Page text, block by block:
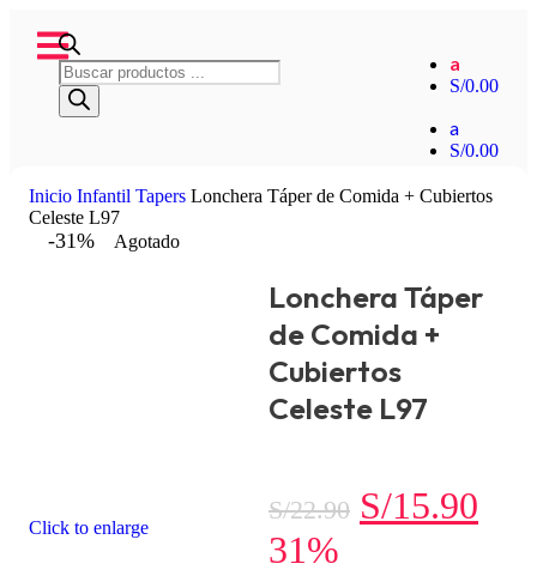
a
S/0.00
a
S/0.00
Inicio Infantil Tapers Lonchera Táper de Comida + Cubiertos
Celeste L97
-31% Agotado
Click to enlarge
Lonchera Táper
de Comida +
Cubiertos
Celeste L97
S/22.90 S/15.90
31%